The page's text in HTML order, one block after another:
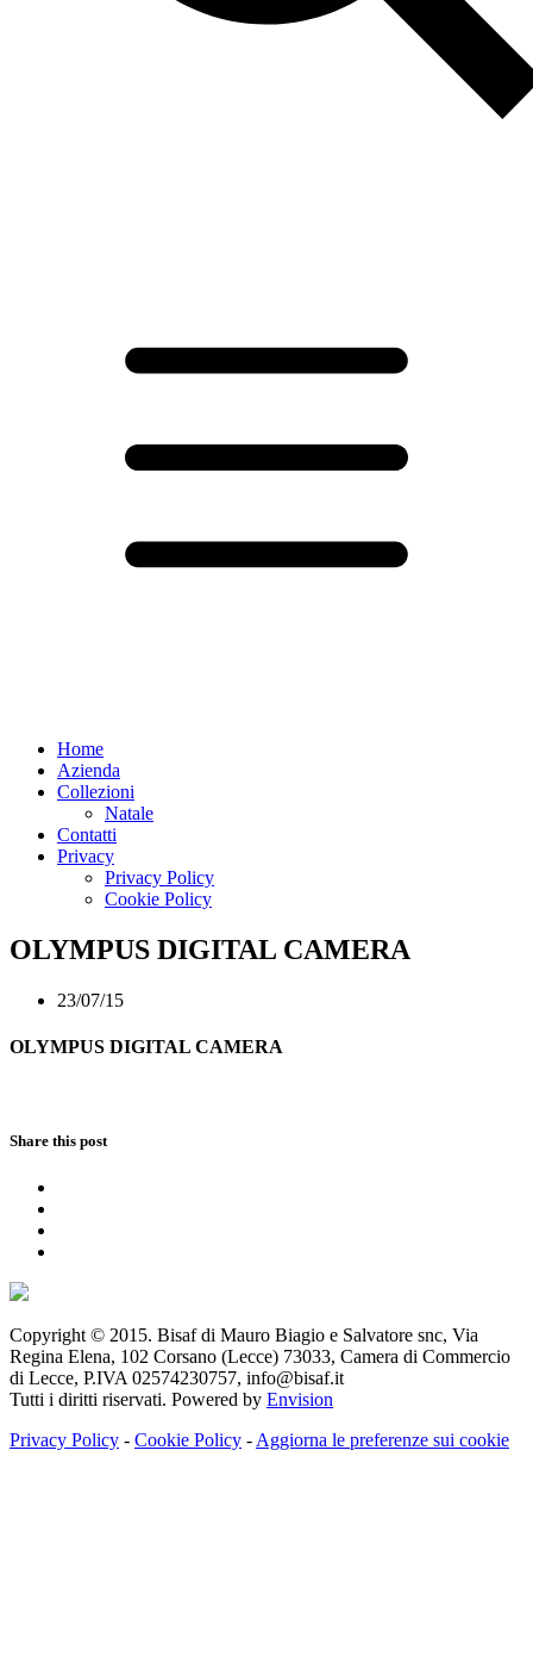
Home
Azienda
Collezioni
Natale
Contatti
Privacy
Privacy Policy
Cookie Policy
OLYMPUS DIGITAL CAMERA
23/07/15
OLYMPUS DIGITAL CAMERA
Share this post
Copyright © 2015. Bisaf di Mauro Biagio e Salvatore snc, Via
Regina Elena, 102 Corsano (Lecce) 73033, Camera di Commercio
di Lecce, P.IVA 02574230757, info@bisaf.it
Tutti i diritti riservati. Powered by Envision
Privacy Policy - Cookie Policy - Aggiorna le preferenze sui cookie